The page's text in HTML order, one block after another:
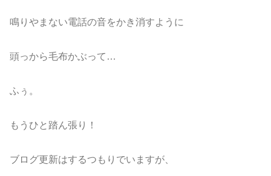
鳴りやまない電話の音をかき消すように
頭っから毛布かぶって…
ふぅ。
もうひと踏ん張り！
ブログ更新はするつもりでいますが、